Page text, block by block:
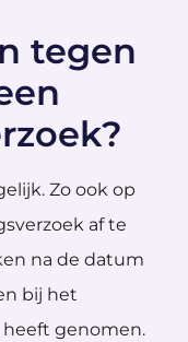
tegen
Zo ook op
af te
na de datum
bij het
genomen.